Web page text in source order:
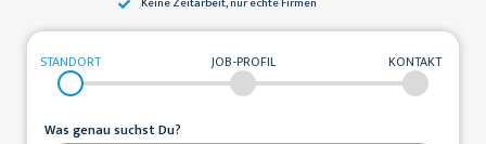
STANDORT JOB-PROFIL KONTAKT
Was genau suchst Du?